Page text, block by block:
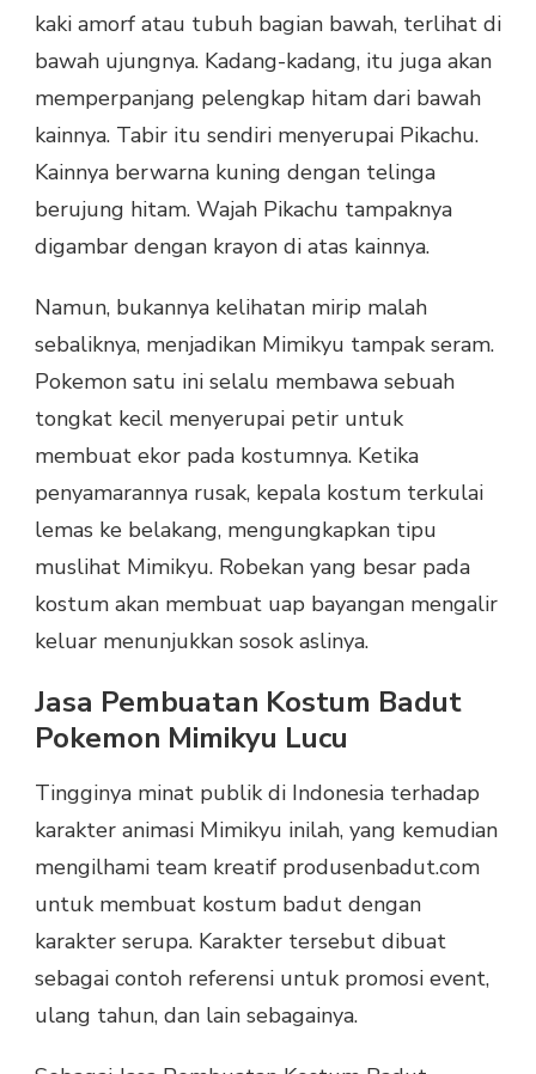
kaki amorf atau tubuh bagian bawah, terlihat di
bawah ujungnya. Kadang-kadang, itu juga akan
memperpanjang pelengkap hitam dari bawah
kainnya. Tabir itu sendiri menyerupai Pikachu.
Kainnya berwarna kuning dengan telinga
berujung hitam. Wajah Pikachu tampaknya
digambar dengan krayon di atas kainnya.
Namun, bukannya kelihatan mirip malah
sebaliknya, menjadikan Mimikyu tampak seram.
Pokemon satu ini selalu membawa sebuah
tongkat kecil menyerupai petir untuk
membuat ekor pada kostumnya. Ketika
penyamarannya rusak, kepala kostum terkulai
lemas ke belakang, mengungkapkan tipu
muslihat Mimikyu. Robekan yang besar pada
kostum akan membuat uap bayangan mengalir
keluar menunjukkan sosok aslinya.
Jasa Pembuatan Kostum Badut
Pokemon Mimikyu Lucu
Tingginya minat publik di Indonesia terhadap
karakter animasi Mimikyu inilah, yang kemudian
mengilhami team kreatif produsenbadut.com
untuk membuat kostum badut dengan
karakter serupa. Karakter tersebut dibuat
sebagai contoh referensi untuk promosi event,
ulang tahun, dan lain sebagainya.